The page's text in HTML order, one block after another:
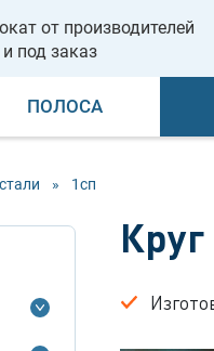
от производителей
под заказ
ПОЛОСА
» 1сп